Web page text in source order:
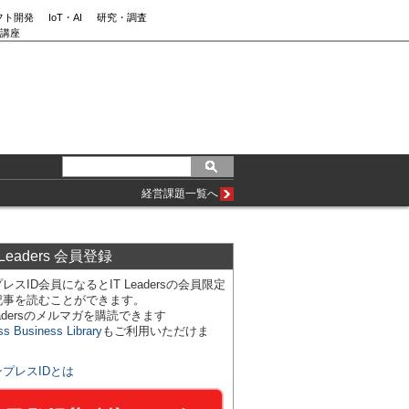
ト開発 IoT・AI
研究・調査
座
経営課題一覧へ
会員登録
スID会員になるとIT Leadersの会員限定
を読むことができます。
のメルマガを購読できます
Business Libraryもご利用いただけま
プレスIDとは